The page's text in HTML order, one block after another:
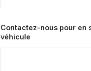
Contactez-nous pour en
véhicule